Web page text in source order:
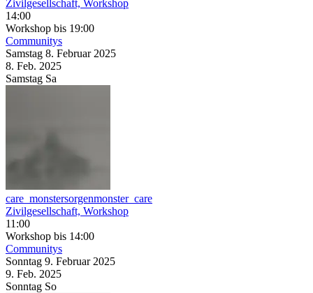
Zivilgesellschaft, Workshop
14:00
Workshop bis 19:00
Communitys
Samstag 8. Februar 2025
8. Feb. 2025
Samstag Sa
care_monstersorgenmonster_care
Zivilgesellschaft, Workshop
11:00
Workshop bis 14:00
Communitys
Sonntag 9. Februar 2025
9. Feb. 2025
Sonntag So